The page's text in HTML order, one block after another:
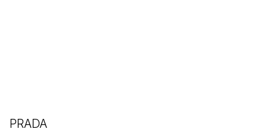
PRADA